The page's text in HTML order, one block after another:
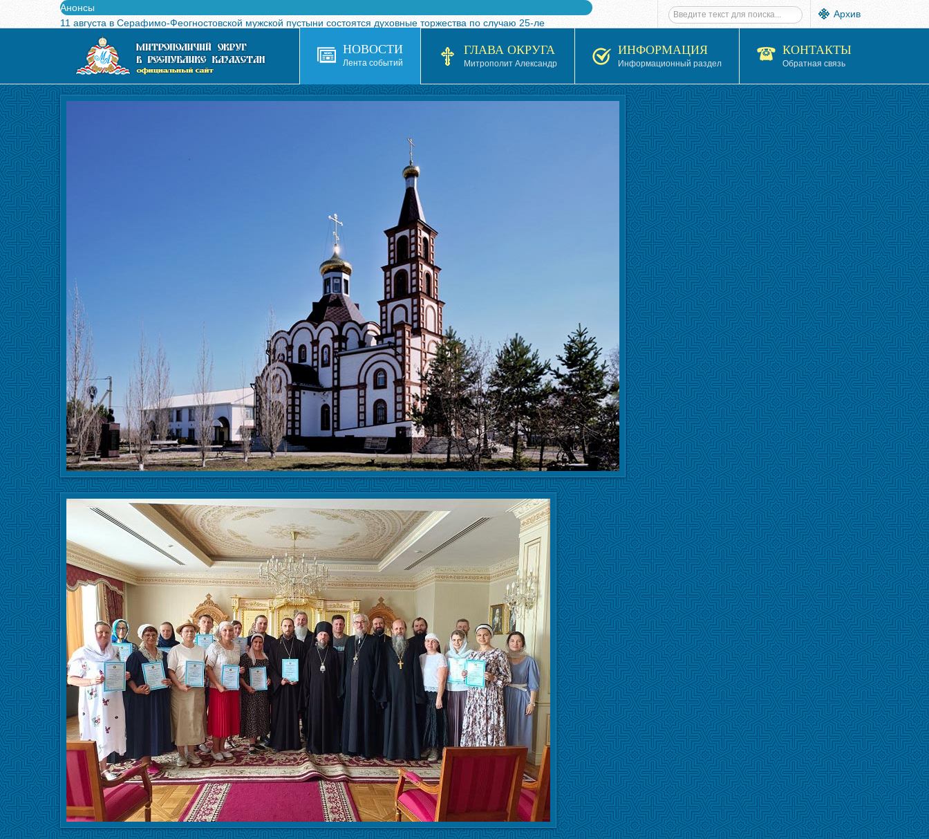
Анонсы
11 августа в Серафимо-Феогностовской мужской пустыни состоятся духовные торжества по случаю 25-ле
Выпущен в свет буклет о проведении Международного турнира по волейболу, посвященного 25-летию обр
Вышел в свет новый номер журнала «Свет Православия в Казахстане»
Вышла в свет монография «Управляющие Алма-Атинской епархией Русской Православной Церкви в 1927–19
Алма-Атинская духовная семинария объявляет прием документов на 2026-2027 учебный год
Архив
НОВОСТИ
Лента событий
ГЛАВА ОКРУГА
Митрополит Александр
ИНФОРМАЦИЯ
Информационный раздел
КОНТАКТЫ
Обратная связь